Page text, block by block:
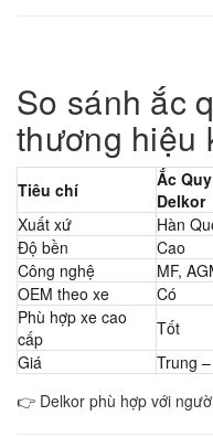
So sánh ắc
thương hiệu
Tiêu chí
Ắc Quy
Delkor
Xuất xứ
Hàn
Độ bền
Cao
Công nghệ
MF,
OEM theo xe
Có
Phù hợp xe cao
cấp
Tốt
Giá
Trung
👉 Delkor phù hợp với